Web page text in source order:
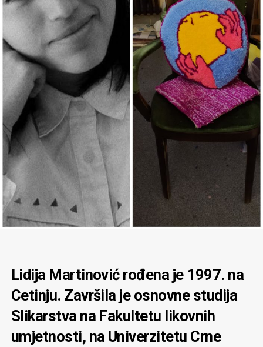
Lidija Martinović rođena je 1997. na
Cetinju. Završila je osnovne studija
Slikarstva na Fakultetu likovnih
umjetnosti, na Univerzitetu Crne